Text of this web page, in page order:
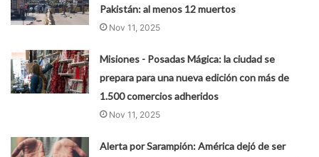
Pakistán: al menos 12 muertos
Nov 11, 2025
Misiones - Posadas Mágica: la ciudad se
prepara para una nueva edición con más de
1.500 comercios adheridos
Nov 11, 2025
Alerta por Sarampión: América dejó de ser